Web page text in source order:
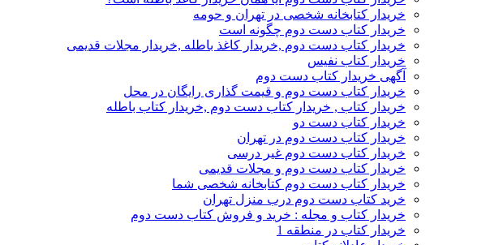
خریدار کتابخانه شخصی در تهران و حومه
خریدار کتاب دست دوم چگونه است
خریدار کتاب دست دوم ,خریدار کاغذ باطله ,خریدار مجلات قدیمی
خریدار کتاب نفیس
آگهی خریدار کتاب دست دوم
خریدار کتاب دست دوم و قیمت گذاری رایگان در محل
خریدار کتاب , خریدار کتاب دست دوم ,خریدار کتاب باطله
خریدار کتاب دست دو
خریدار کتاب دست دوم در تهران
خریدار کتاب دست دوم غیر درسی
خریدار کتاب دست دوم و مجلات قدیمی
خریدار کتاب دست دوم کتابخانه شخصی شما
خرید کتاب دست دوم درب منزل تهران
خریدار کتاب و مجله : خرید و فروش کتاب دست دوم
خریدار کتاب در منطقه 1